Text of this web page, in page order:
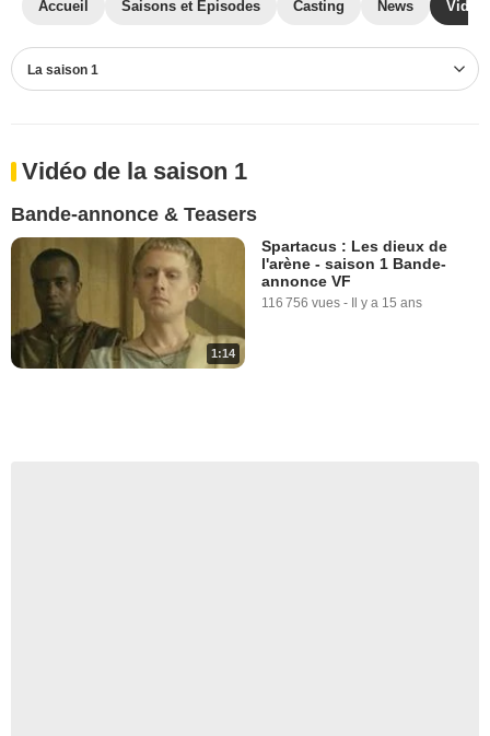
Accueil Saisons et Episodes Casting News
La saison 1
Vidéo de la saison 1
Bande-annonce & Teasers
1:14
Spartacus : Les dieux de
l'arène - saison 1 Bande-
annonce VF
116 756 vues - Il y a 15 ans